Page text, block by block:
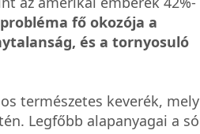
fő okozója a
és a tornyosuló
természetes keverék, mely
Legfőbb alapanyagai a só